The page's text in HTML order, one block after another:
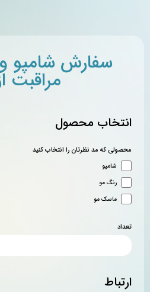
سفارش شامپو
مراقبت
انتخاب محصول
محصولی که مد نظرتان را انتخاب کنید
شامپو
رنگ مو
ماسک مو
تعداد
ارتباط